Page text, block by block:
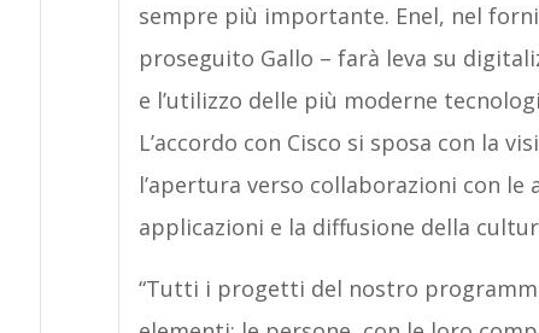
sempre più importante. Enel, nel
proseguito Gallo – farà leva su
e l’utilizzo delle più moderne
L’accordo con Cisco si sposa con la
l’apertura verso collaborazioni con
applicazioni e la diffusione della
“Tutti i progetti del nostro